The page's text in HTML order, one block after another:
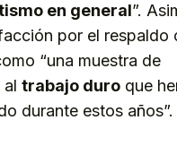
en general”.
por el respaldo
“una muestra de
al trabajo duro que
durante estos años”.